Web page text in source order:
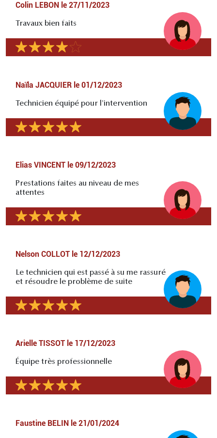
Colin LEBON le 27/11/2023
Travaux bien faits
Naïla JACQUIER le 01/12/2023
Technicien équipé pour l'intervention
Elias VINCENT le 09/12/2023
Prestations faites au niveau de mes
attentes
Nelson COLLOT le 12/12/2023
Le technicien qui est passé à su me rassuré
et résoudre le problème de suite
Arielle TISSOT le 17/12/2023
Équipe très professionnelle
Faustine BELIN le 21/01/2024